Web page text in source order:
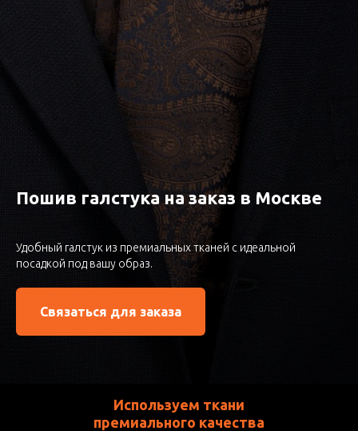
Пошив галстука на заказ в Москве
Удобный галстук из премиальных тканей с идеальной
посадкой под вашу образ.
Связаться для заказа
Используем ткани
премиального качества